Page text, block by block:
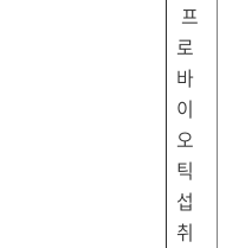
프
로
바
이
오
틱
섭
취